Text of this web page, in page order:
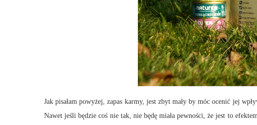
Jak pisałam powyżej, zapas karmy, jest zbyt mały by móc ocenić jej
Nawet jeśli będzie coś nie tak, nie będę miała pewności, że jest to